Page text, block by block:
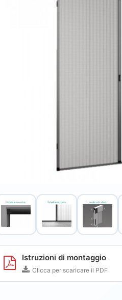
Istruzioni di montaggio
Clicca per scaricare il PDF